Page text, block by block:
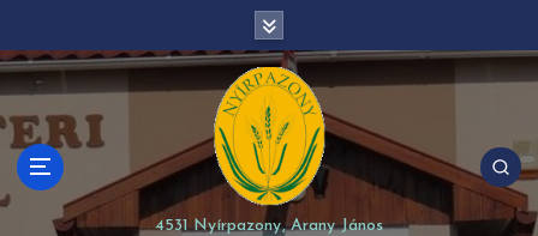
i
p
t
o
4531 Nyírpazony, Arany János
modal-check